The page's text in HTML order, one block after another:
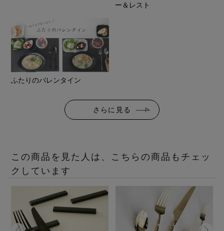
ー＆レスト
ふたりのバレンタイン
さらに見る
この商品を見た人は、こちらの商品もチェッ
クしています